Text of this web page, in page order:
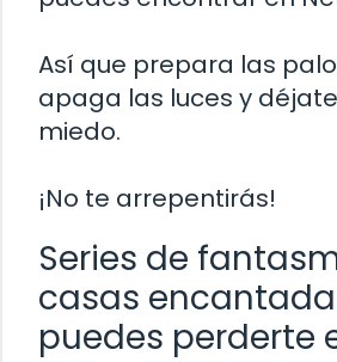
Así que prepara las
apaga las luces y
miedo.
¡No te arrepentirás!
Series de
casas
puedes perderte